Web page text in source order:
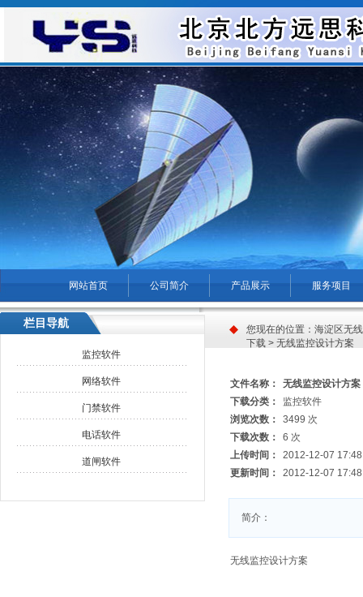
网站首页 公司简介 产品展示
服务项目
菜单名称
您现在的位置： 海淀区无
下载 > 无线监控设计方案
栏目导航
监控软件
网络软件
门禁软件
电话软件
道闸软件
文件名称：
无线监控设计方案
下载分类：
监控软件
浏览次数：
3499 次
下载次数：
6 次
上传时间：
2012-12-07
更新时间：
2012-12-07
简介：
无线监控设计方案